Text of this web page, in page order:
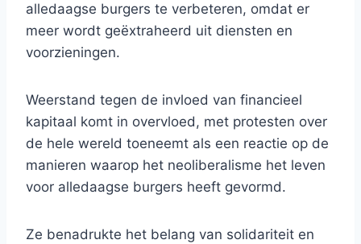
alledaagse burgers te verbeteren, omdat er
meer wordt geëxtraheerd uit diensten en
voorzieningen.
Weerstand tegen de invloed van financieel
kapitaal komt in overvloed, met protesten over
de hele wereld toeneemt als een reactie op de
manieren waarop het neoliberalisme het leven
voor alledaagse burgers heeft gevormd.
Ze benadrukte het belang van solidariteit en